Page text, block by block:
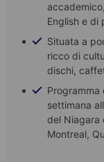
English e di
Situata a
ricco di
dischi,
settimana
del Niagara
Montreal,